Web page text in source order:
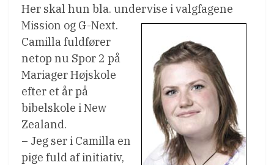
Her skal hun bla. undervise i valgfagene
Mission og G-Next.
Camilla fuldfører
netop nu Spor 2 på
Mariager Højskole
efter et år på
bibelskole i New
Zealand.
– Jeg ser i Camilla en
pige fuld af initiativ,